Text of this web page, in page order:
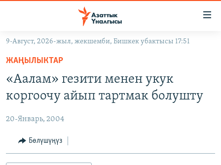
Навигацияга
өтүңүз
Издөөгө
салыңыз
ЭКОНОМИКА
МАДАНИЯТ
БОРБОР АЗИЯ
УКРАИНА
АТАЙЫН ИЛИКТӨӨ
ТВ ПРОГРАММАЛАР
9-Август, 2026-жыл, жекшемби, Бишкек убактысы 17:51
ЖАҢЫЛЫКТАР
«Аалам» гезити менен укук
коргоочу айып тартмак болушту
20-Январь, 2004
Бөлүшүңүз